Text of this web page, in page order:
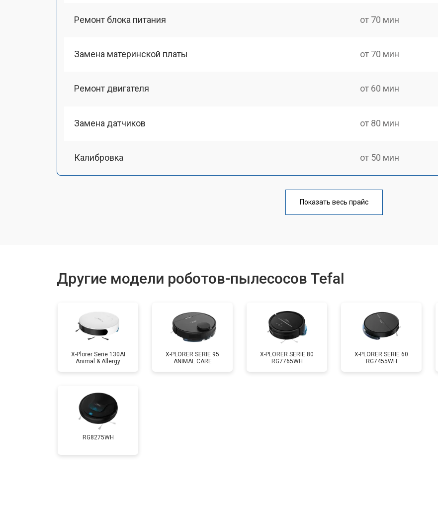
Ремонт блока питания от 70 мин
Замена материнской платы от 70 мин
Ремонт двигателя от 60 мин
Замена датчиков от 80 мин
Калибровка от 50 мин
от 80 мин
Показать весь прайс
Другие модели роботов-пылесосов Tefal
X-Plorer Serie 130AI
Animal & Allergy
X-PLORER SERIE 95
ANIMAL CARE
X-PLORER SERIE 80
RG7765WH
X-PLORER SERIE 60
RG7455WH
RG8275WH